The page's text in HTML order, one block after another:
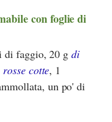
con foglie di
di faggio, 20 gdi
cotte, 1
un po' di